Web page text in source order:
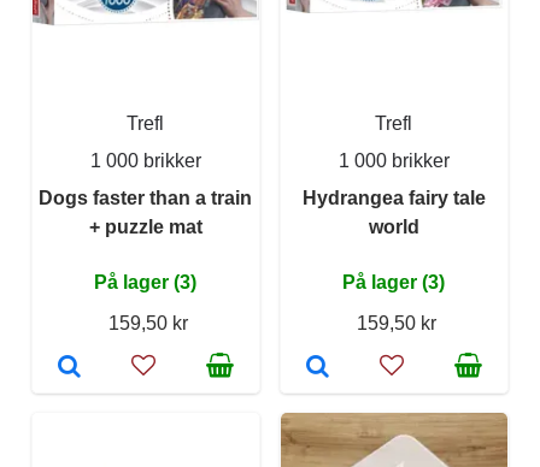
Trefl
1 000 brikker
Dogs faster than a train
+ puzzle mat
På lager (3)
159,50 kr
Trefl
1 000 brikker
Hydrangea fairy tale
world
På lager (3)
159,50 kr